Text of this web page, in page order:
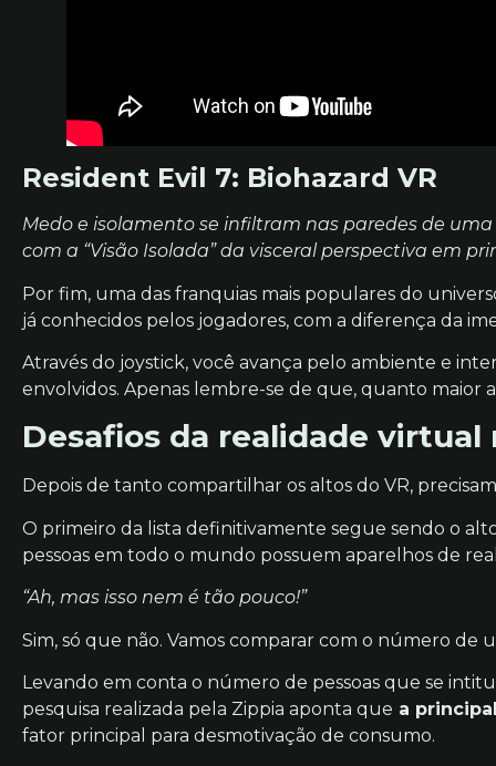
Resident Evil 7: Biohazard VR
Medo e isolamento se infiltram nas paredes de
com a “Visão Isolada” da visceral perspectiva em
Por fim, uma das franquias mais populares do
já conhecidos pelos jogadores, com a diferença da
Através do joystick, você avança pelo ambiente e
envolvidos. Apenas lembre-se de que, quanto maior
Desafios da realidade
Depois de tanto compartilhar os altos do VR,
O primeiro da lista definitivamente segue sendo o
pessoas em todo o mundo possuem aparelhos de
“Ah, mas isso nem é tão pouco!”
Sim, só que não. Vamos comparar com o número de
Levando em conta o número de pessoas que se
pesquisa realizada pela Zippia aponta que a
fator principal para desmotivação de consumo.